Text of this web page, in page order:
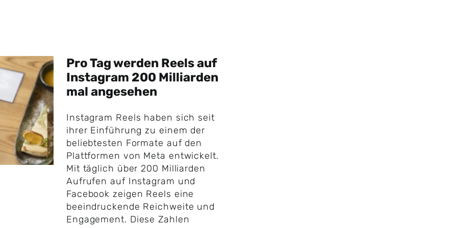
Pro Tag werden Reels auf
Instagram 200 Milliarden
mal angesehen
Instagram Reels haben sich seit
ihrer Einführung zu einem der
beliebtesten Formate auf den
Plattformen von Meta entwickelt.
Mit täglich über 200 Milliarden
Aufrufen auf Instagram und
Facebook zeigen Reels eine
beeindruckende Reichweite und
Engagement. Diese Zahlen